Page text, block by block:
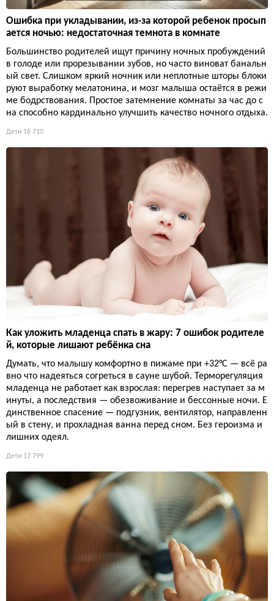
Ошибка при укладывании, из-за которой ребенок просып
ается ночью: недостаточная темнота в комнате
Большинство родителей ищут причину ночных пробуждений
в голоде или прорезывании зубов, но часто виноват банальн
ый свет. Слишком яркий ночник или неплотные шторы блоки
руют выработку мелатонина, и мозг малыша остаётся в режи
ме бодрствования. Простое затемнение комнаты за час до с
на способно кардинально улучшить качество ночного отдыха.
Дети 16 710
Как уложить младенца спать в жару: 7 ошибок родителе
й, которые лишают ребёнка сна
Думать, что малышу комфортно в пижаме при +32°C — всё ра
вно что надеяться согреться в сауне шубой. Терморегуляция
младенца не работает как взрослая: перегрев наступает за м
инуты, а последствия — обезвоживание и бессонные ночи. Е
динственное спасение — подгузник, вентилятор, направленн
ый в стену, и прохладная ванна перед сном. Без героизма и
лишних одеял.
Дети 17 799